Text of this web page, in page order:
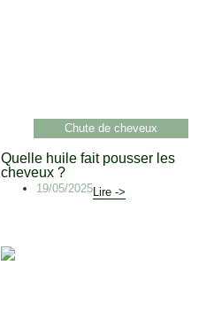
Chute de cheveux
Quelle huile fait pousser les
cheveux ?
19/05/2025Lire ->